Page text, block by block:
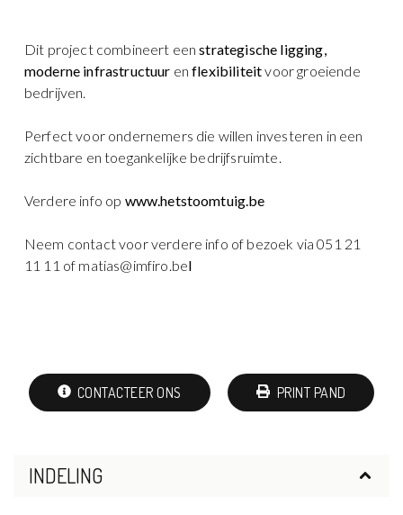
Dit project combineert eenstrategische ligging,
moderne infrastructuur enflexibiliteitvoor groeiende
bedrijven.
Perfect voor ondernemers die willen investeren in een
zichtbare en toegankelijke bedrijfsruimte.
Verdere info op www.hetstoomtuig.be
Neem contact voor verdere info of bezoek via 051 21
11 11 of matias@imfiro.beI
CONTACTEER ONS PRINT PAND
INDELING